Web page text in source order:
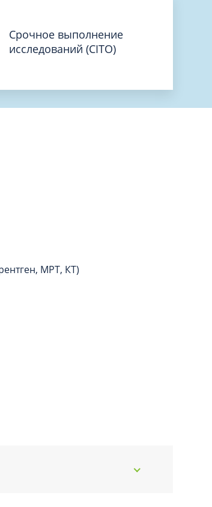
Срочное выполнение
исследований (CITO)
МРТ, КТ)